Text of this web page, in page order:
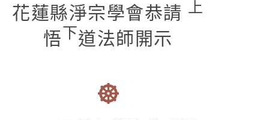
花蓮縣淨宗學會恭請 上
悟下道法師開示